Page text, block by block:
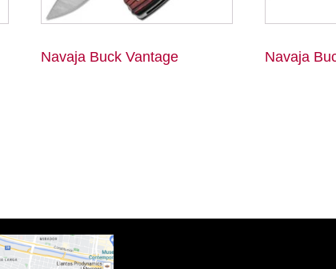
Navaja Buck Vantage Navaja